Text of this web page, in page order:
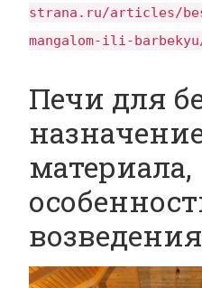
strana.ru/articles/
mangalom-ili-
Печи для
материала,
возведения